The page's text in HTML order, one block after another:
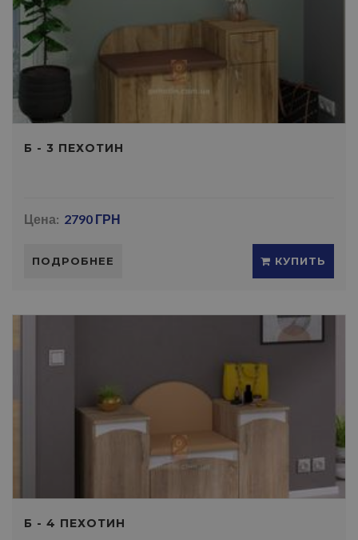
Б - 3 ПЕХОТИН
Цена: 2790 ГРН
ПОДРОБНЕЕ КУПИТЬ
Б - 4 ПЕХОТИН